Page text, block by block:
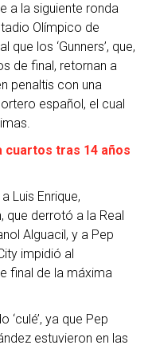
a la siguiente ronda
Olímpico de
que los ‘Gunners’, que,
de final, retornan a
penaltis con una
español, el cual
cuartos tras 14 años
Luis Enrique,
que derrotó a la Real
Alguacil, y a Pep
impidió al
final de la máxima
ya que Pep
estuvieron en las